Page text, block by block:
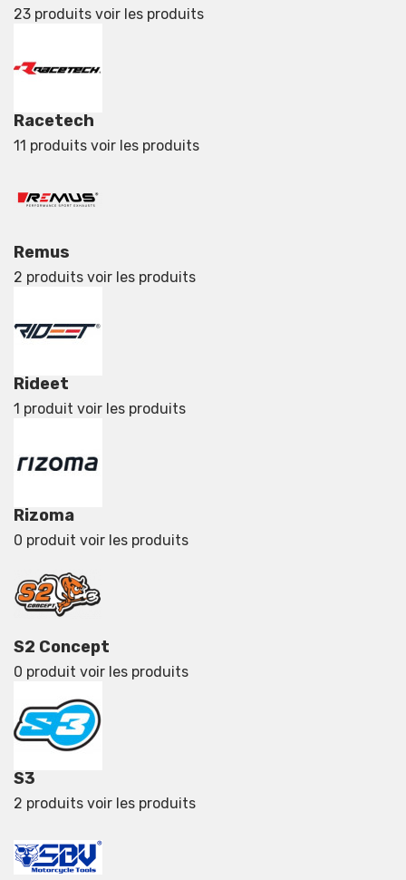
23 produits voir les produits
Racetech
11 produits voir les produits
Remus
2 produits voir les produits
Rideet
1 produit voir les produits
Rizoma
0 produit voir les produits
S2 Concept
0 produit voir les produits
S3
2 produits voir les produits